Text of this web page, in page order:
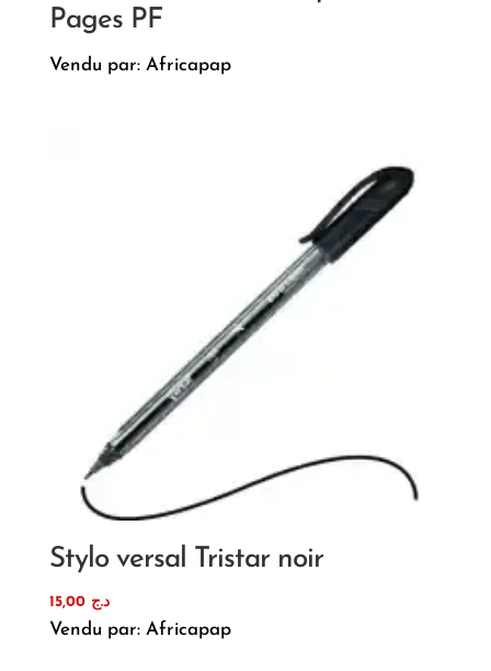
Pages PF
Vendu par: Africapap
Stylo versal Tristar noir
د.ج 15,00
Vendu par: Africapap